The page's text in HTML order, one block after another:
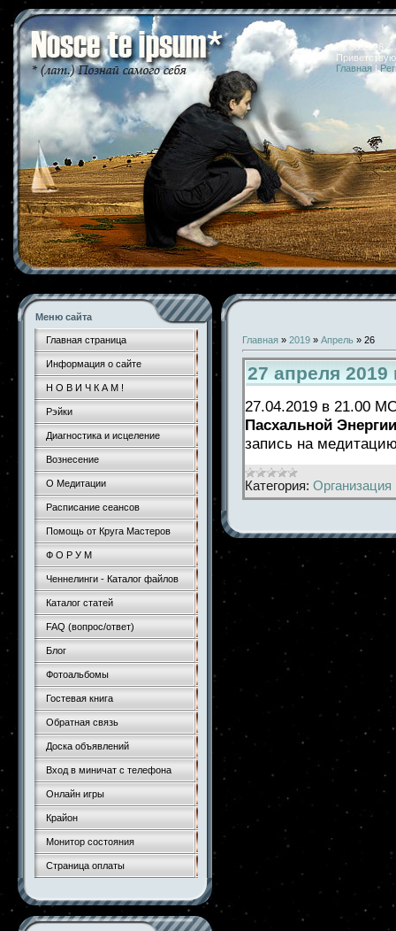
07.08.2026
Главная |
Меню сайта
Главная страница
Информация о сайте
Н О В И Ч К А М !
Рэйки
Диагностика и исцеление
Вознесение
О Медитации
Расписание сеансов
Помощь от Круга Мастеров
Ф О Р У М
Ченнелинги - Каталог файлов
Каталог статей
FAQ (вопрос/ответ)
Блог
Фотоальбомы
Гостевая книга
Обратная связь
Доска объявлений
Вход в миничат с телефона
Онлайн игры
Крайон
Монитор состояния
Страница оплаты
Главная » 2019 » Апрель » 26
27 апреля 2019
27.04.2019 в 21.00
Пасхальной
запись на
Категория: